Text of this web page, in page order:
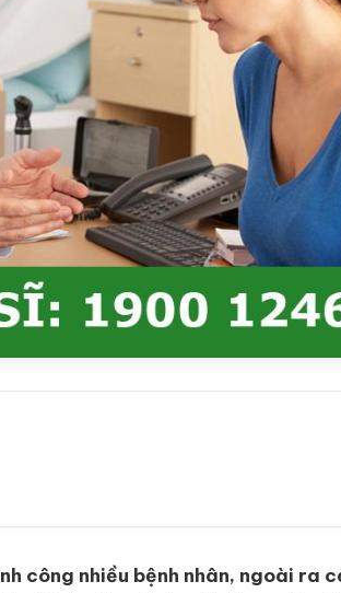
công nhiều bệnh nhân, ngoài ra